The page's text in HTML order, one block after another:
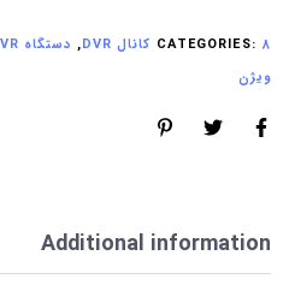
CATEGORIES: 8 کانال DVR , دستگاه DVR
ویژن
Additional information